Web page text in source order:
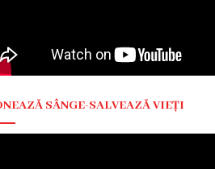
SÂNGE-SALVEAZĂ VIEȚI